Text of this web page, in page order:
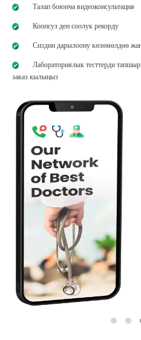
Талап боюнча видеоконсультация
Коопсуз ден соолук рекорду
Сиздин дарылоону көзөмөлдөө
Лабораториялык тесттерди
заказ кылыңыз